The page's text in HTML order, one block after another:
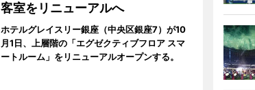
客室をリニューアルへ
ホテルグレイスリー銀座（中央区銀座7）が10
月1日、上層階の「エグゼクティブフロア スマ
ートルーム」をリニューアルオープンする。